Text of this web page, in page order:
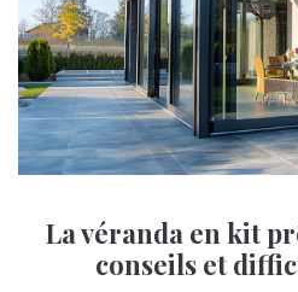
La véranda en kit
conseils et